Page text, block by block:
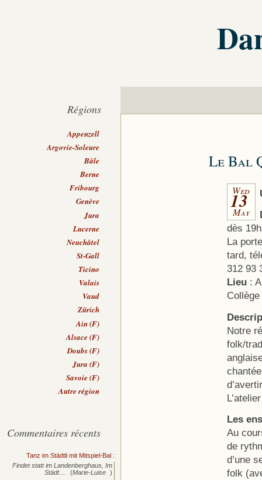
Le Bal
Wed
13
May
dès
La
tard,
312 93
Lieu:
Notre
folk/
Les
Au
de
d’une
folk
Régions
Appenzell
Argovie-Soleure
Bâle
Berne
Fribourg
Genève
Jura
Lucerne
Neuchâtel
St-Gall
Ticino
Valais
Vaud
Zürich
Ain (F)
Alsace (F)
Doubs (F)
Jura (F)
Savoie (F)
Autre région
Commentaires récents
Tanz im Städtli mit Mitspiel-Bal :
Findet statt im Landenberghaus, Im
Städt…
(Marie-Luise )